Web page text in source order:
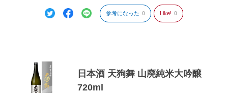
参考になった 0 Like! 0
日本酒 天狗舞 山廃純米大吟醸
720ml